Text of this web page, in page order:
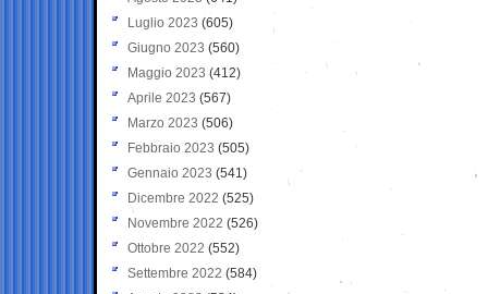
Luglio 2023 (605)
Giugno 2023 (560)
Maggio 2023 (412)
Aprile 2023 (567)
Marzo 2023 (506)
Febbraio 2023 (505)
Gennaio 2023 (541)
Dicembre 2022 (525)
Novembre 2022 (526)
Ottobre 2022 (552)
Settembre 2022 (584)